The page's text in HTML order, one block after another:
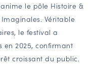
Région Grand Est
le pôle Histoire &
Véritable
le festival a
en 2025, confirmant
croissant du public.